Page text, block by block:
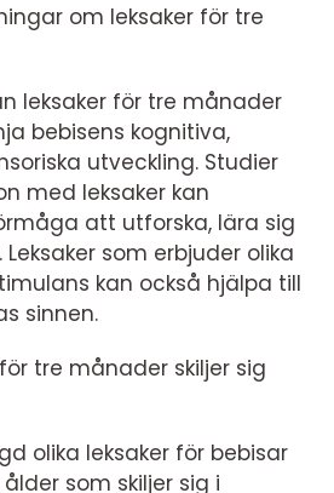
om leksaker för tre
leksaker för tre månader
bebisens kognitiva,
utveckling. Studier
med leksaker kan
att utforska, lära sig
som erbjuder olika
kan också hjälpa till
sinnen.
tre månader skiljer sig
olika leksaker för bebisar
som skiljer sig i